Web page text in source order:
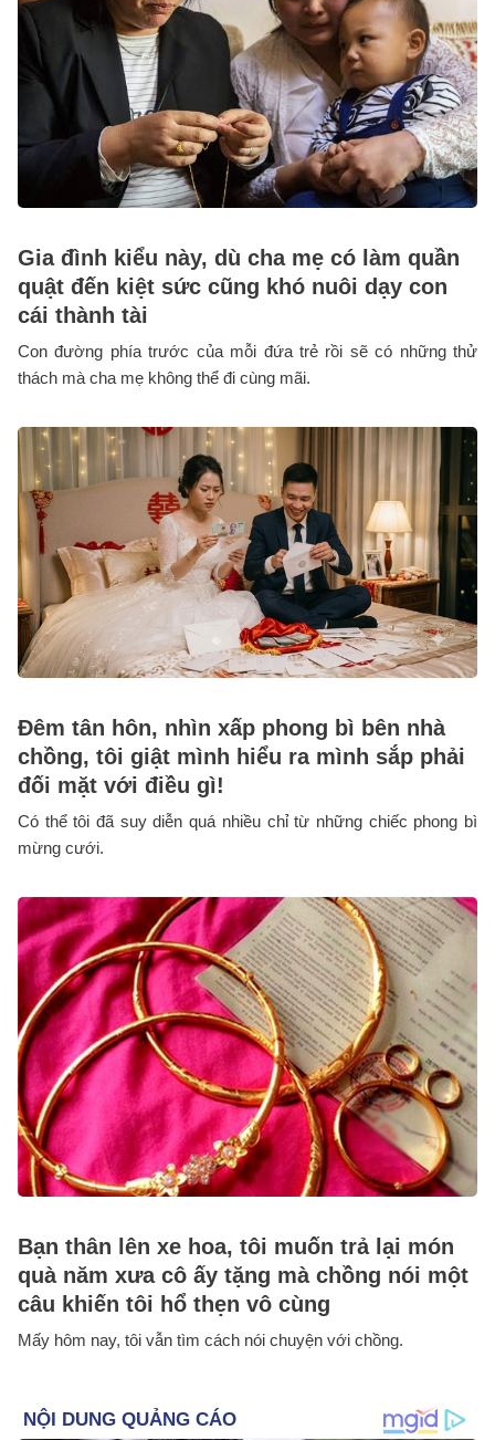
Gia đình kiểu này, dù cha mẹ có làm quần
quật đến kiệt sức cũng khó nuôi dạy con
cái thành tài
Con đường phía trước của mỗi đứa trẻ rồi sẽ có những thử
thách mà cha mẹ không thể đi cùng mãi.
Đêm tân hôn, nhìn xấp phong bì bên nhà
chồng, tôi giật mình hiểu ra mình sắp phải
đối mặt với điều gì!
Có thể tôi đã suy diễn quá nhiều chỉ từ những chiếc phong bì
mừng cưới.
Bạn thân lên xe hoa, tôi muốn trả lại món
quà năm xưa cô ấy tặng mà chồng nói một
câu khiến tôi hổ thẹn vô cùng
Mấy hôm nay, tôi vẫn tìm cách nói chuyện với chồng.